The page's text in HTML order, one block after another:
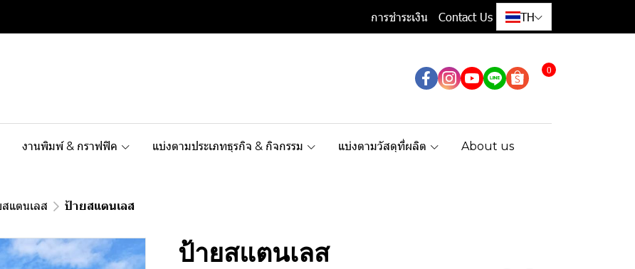
การชำระเงิน Contact Us TH
0
งานพิมพ์ & กราฟฟิค แบ่งตามประเภทธุรกิจ & กิจกรรม แบ่งตามวัสดุที่ผลิต About us
แตนเลส ป้ายสแตนเลส
ป้ายสแตนเลส